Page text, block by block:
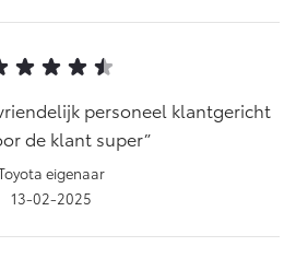
personeel klantgericht
de klant super
eigenaar
13-02-2025